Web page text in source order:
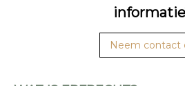
Neem contact